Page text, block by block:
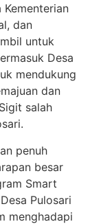
dan
untuk
Desa
mendukung
dan
salah
penuh
besar
Smart
Pulosari
menghadapi